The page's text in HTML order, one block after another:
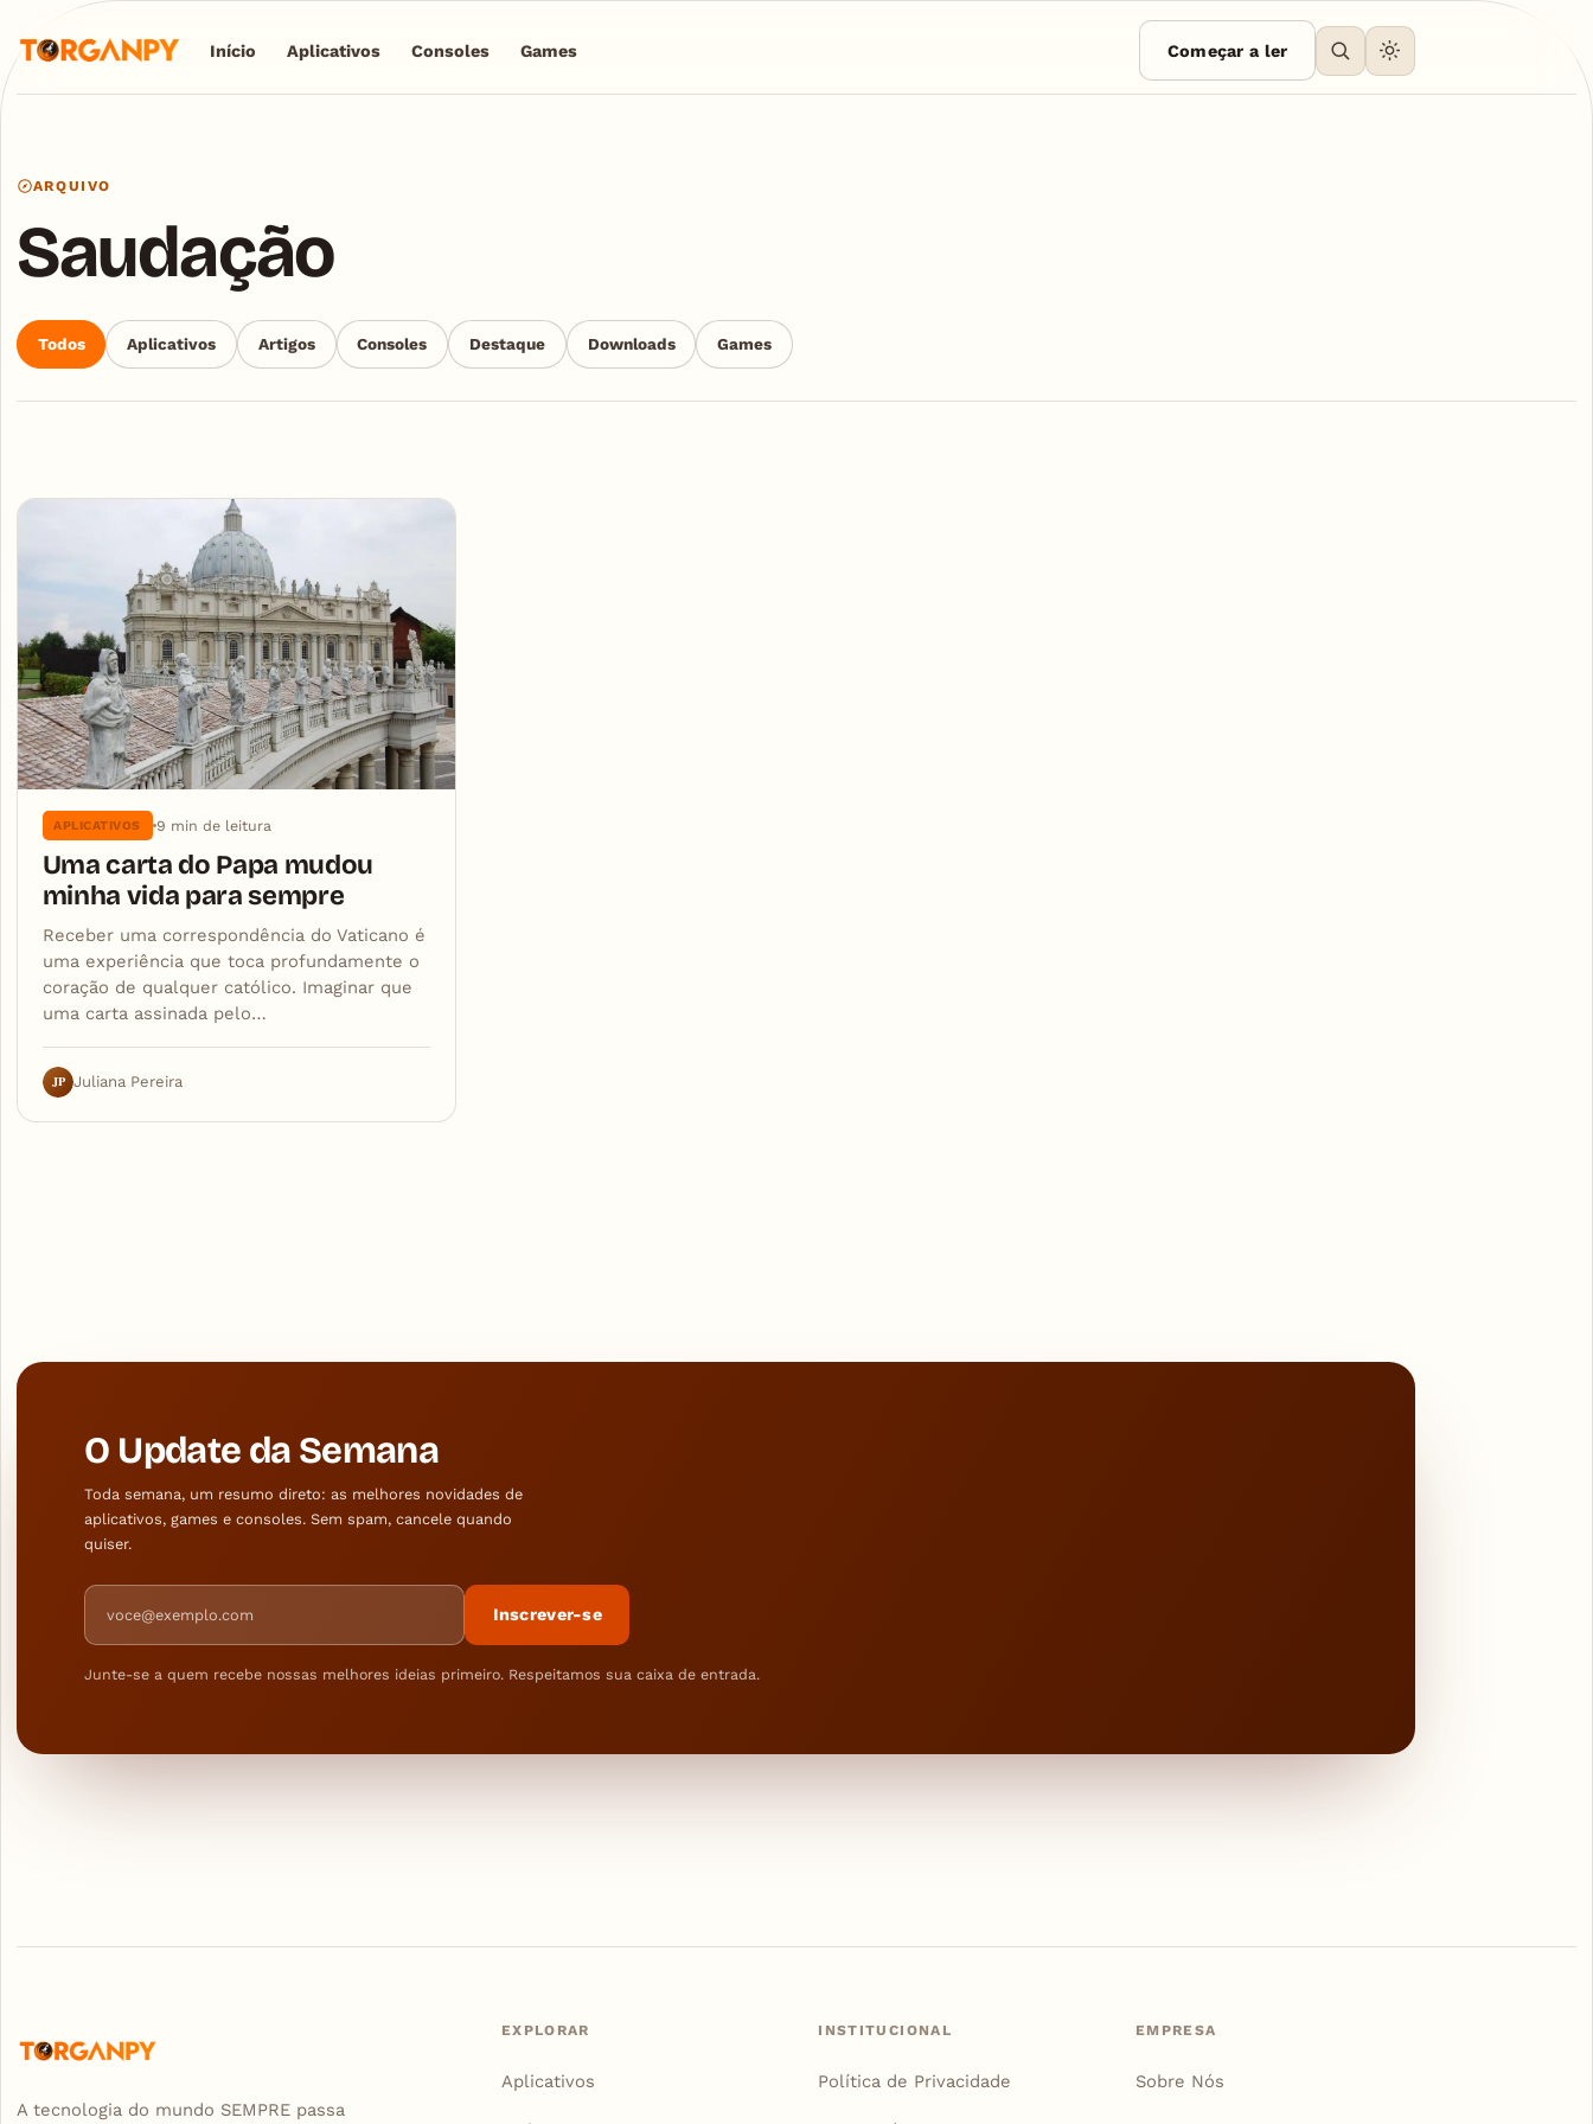
Início Aplicativos Consoles Games Começar a ler
ARQUIVO
Saudação
Todos Aplicativos Artigos Consoles Destaque Downloads Games
Articles
APLICATIVOS 9 min de leitura
Uma carta do Papa mudou
minha vida para sempre
Receber uma correspondência do Vaticano é
uma experiência que toca profundamente o
coração de qualquer católico. Imaginar que
uma carta assinada pelo…
JP Juliana Pereira
O Update da Semana
Toda semana, um resumo direto: as melhores novidades de
aplicativos, games e consoles. Sem spam, cancele quando
quiser.
Endereço de e-mail
Inscrever-se
Junte-se a quem recebe nossas melhores ideias primeiro. Respeitamos sua caixa de entrada.
A tecnologia do mundo SEMPRE passa
EXPLORAR
Aplicativos
INSTITUCIONAL
Política de Privacidade
EMPRESA
Sobre Nós